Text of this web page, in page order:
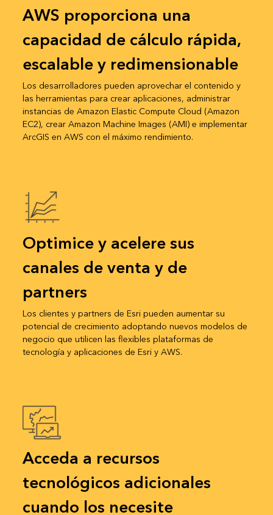
AWS proporciona una
capacidad de cálculo rápida,
escalable y redimensionable
Los desarrolladores pueden aprovechar el contenido y
las herramientas para crear aplicaciones, administrar
instancias de Amazon Elastic Compute Cloud (Amazon
EC2), crear Amazon Machine Images (AMI) e implementar
ArcGIS en AWS con el máximo rendimiento.
Optimice y acelere sus
canales de venta y de
partners
Los clientes y partners de Esri pueden aumentar su
potencial de crecimiento adoptando nuevos modelos de
negocio que utilicen las flexibles plataformas de
tecnología y aplicaciones de Esri y AWS.
Acceda a recursos
tecnológicos adicionales
cuando los necesite